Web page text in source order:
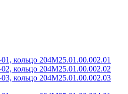
кольцо 204М25.01.00.002.01
кольцо 204М25.01.00.002.02
кольцо 204М25.01.00.002.03